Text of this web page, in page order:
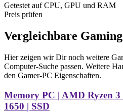
Getestet auf CPU, GPU und RAM
Preis prüfen
Vergleichbare
Hier zeigen wir Dir noch weitere
Computer-Suche passen. Weitere
den Gamer-PC Eigenschaften.
Memory PC | AMD Ryzen
1650 | SSD